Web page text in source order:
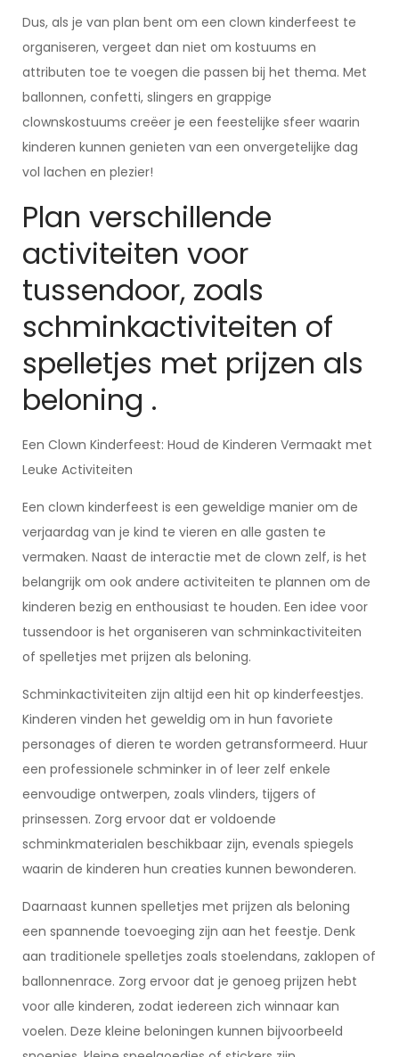
Dus, als je van plan bent om een clown kinderfeest te
organiseren, vergeet dan niet om kostuums en
attributen toe te voegen die passen bij het thema. Met
ballonnen, confetti, slingers en grappige
clownskostuums creëer je een feestelijke sfeer waarin
kinderen kunnen genieten van een onvergetelijke dag
vol lachen en plezier!
Plan verschillende
activiteiten voor
tussendoor, zoals
schminkactiviteiten of
spelletjes met prijzen als
beloning .
Een Clown Kinderfeest: Houd de Kinderen Vermaakt met
Leuke Activiteiten
Een clown kinderfeest is een geweldige manier om de
verjaardag van je kind te vieren en alle gasten te
vermaken. Naast de interactie met de clown zelf, is het
belangrijk om ook andere activiteiten te plannen om de
kinderen bezig en enthousiast te houden. Een idee voor
tussendoor is het organiseren van schminkactiviteiten
of spelletjes met prijzen als beloning.
Schminkactiviteiten zijn altijd een hit op kinderfeestjes.
Kinderen vinden het geweldig om in hun favoriete
personages of dieren te worden getransformeerd. Huur
een professionele schminker in of leer zelf enkele
eenvoudige ontwerpen, zoals vlinders, tijgers of
prinsessen. Zorg ervoor dat er voldoende
schminkmaterialen beschikbaar zijn, evenals spiegels
waarin de kinderen hun creaties kunnen bewonderen.
Daarnaast kunnen spelletjes met prijzen als beloning
een spannende toevoeging zijn aan het feestje. Denk
aan traditionele spelletjes zoals stoelendans, zaklopen of
ballonnenrace. Zorg ervoor dat je genoeg prijzen hebt
voor alle kinderen, zodat iedereen zich winnaar kan
voelen. Deze kleine beloningen kunnen bijvoorbeeld